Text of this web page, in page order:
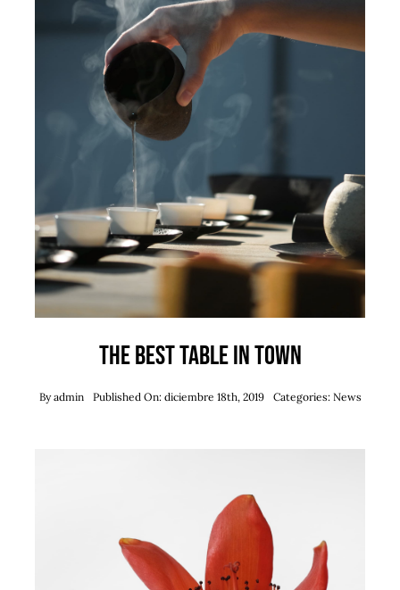
The best table in town
Byadmin Published On: diciembre 18th, 2019 Categories: News